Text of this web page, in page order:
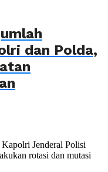
dan Polda,
Jenderal Polisi
rotasi dan mutasi